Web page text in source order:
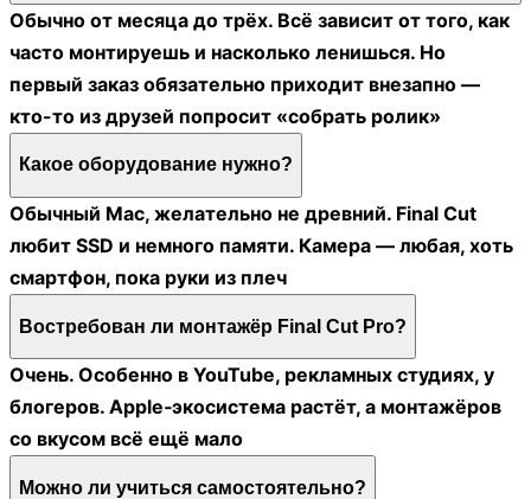
Обычно от месяца до трёх. Всё зависит от того, как
часто монтируешь и насколько ленишься. Но
первый заказ обязательно приходит внезапно —
кто-то из друзей попросит «собрать ролик»
Какое оборудование нужно?
Обычный Mac, желательно не древний. Final Cut
любит SSD и немного памяти. Камера — любая, хоть
смартфон, пока руки из плеч
Востребован ли монтажёр Final Cut Pro?
Очень. Особенно в YouTube, рекламных студиях, у
блогеров. Apple‑экосистема растёт, а монтажёров
со вкусом всё ещё мало
Можно ли учиться самостоятельно?